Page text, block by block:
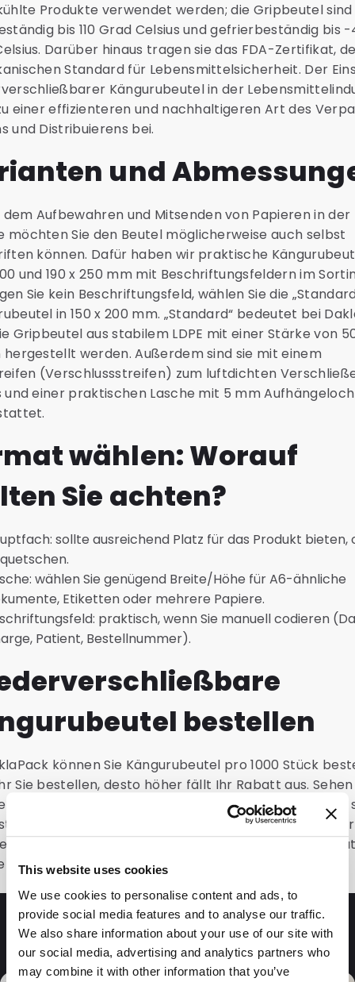
This website uses cookies
We use cookies to personalise content and ads, to
provide social media features and to analyse our traffic.
We also share information about your use of our site with
our social media, advertising and analytics partners who
may combine it with other information that you’ve
Produkte verwendet werden; die Gripbeutel sind
bis 110 Grad Celsius und gefrierbeständig bis
Darüber hinaus tragen sie das FDA-Zertifikat,
Standard für Lebensmittelsicherheit. Der
Kängurubeutel in der
einer effizienteren und nachhaltigeren Art des
und Distribuierens bei.
und
dem Aufbewahren und Mitsenden von Papieren in der
möchten Sie den Beutel möglicherweise auch selbst
können. Dafür haben wir praktische
und 190 x 250 mm mit Beschriftungsfeldern im
Sie kein Beschriftungsfeld, wählen Sie die
in 150 x 200 mm. „Standard“ bedeutet bei
Gripbeutel aus stabilem LDPE mit einer Stärke von
hergestellt werden. Außerdem sind sie mit einem
(Verschlussstreifen) zum luftdichten
und einer praktischen Lasche mit 5 mm Aufhängeloch
wählen: Worauf
Sie achten?
sollte ausreichend Platz für das Produkt bieten,
wählen Sie genügend Breite/Höhe für A6-ähnliche
Etiketten oder mehrere Papiere.
praktisch, wenn Sie manuell codieren
Patient, Bestellnummer).
bestellen
können Sie Kängurubeutel pro 1000 Stück
Sie bestellen, desto höher fällt Ihr Rabatt aus. Sehen
Staffelpreise beim Produkt an. Nach Ihrer Bestellung
innerhalb von 1 bis wenigen Werktagen vor
Gripbeutel zu liefern. Die wiederverschließbaren
sind bei uns ab Lager verfügbar.
Fragen und Antworten